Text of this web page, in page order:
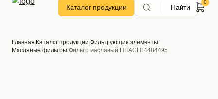
Каталог продукции Найти
Главная Каталог продукции Фильтрующие элементы
Масляные фильтры Фильтр масляный HITACHI 4484495